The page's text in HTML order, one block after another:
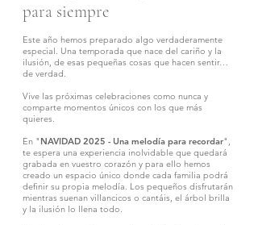
para siempre
Este año hemos preparado algo verdaderamente
especial. Una temporada que nace del cariño y la
ilusión, de esas pequeñas cosas que hacen sentir…
de verdad.
Vive las próximas celebraciones como nunca y
comparte momentos únicos con los que más
quieres.
En " NAVIDAD 2025 - Una melodía para recordar",
te espera una experiencia inolvidable que quedará
grabada en vuestro corazón y para ello hemos
creado un espacio único donde cada familia podrá
definir su propia melodía. Los pequeños disfrutarán
mientras suenan villancicos o cantáis, el árbol brilla
y la ilusión lo llena todo.